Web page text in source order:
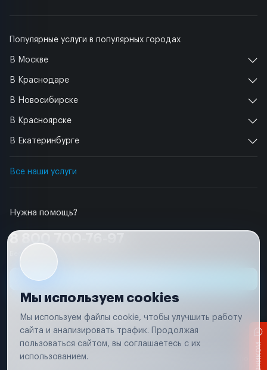
Нужна помощь?
8 800 700-76-97
Бесплатно по РФ
Популярные услуги в популярных городах
В Москве
В Краснодаре
В Новосибирске
В Красноярске
В Екатеринбурге
Все наши услуги
Условия использования
Вся информация, представленная на сайте, носит исключительно
Мы используем cookies
Мы используем файлы cookie, чтобы улучшить работу
сайта и анализировать трафик. Продолжая
пользоваться сайтом, вы соглашаетесь с их
использованием.